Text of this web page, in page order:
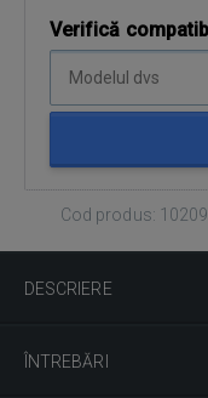
Verifică
Cod produs:
DESCRIERE
ÎNTREBĂRI